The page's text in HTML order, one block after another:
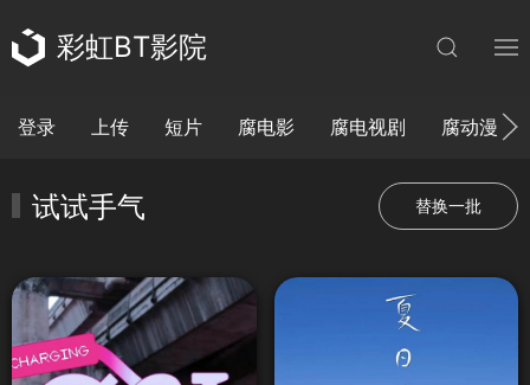
彩虹BT影院
登录 上传 短片 腐电影 腐电视剧 腐动漫
试试手气 替换一批